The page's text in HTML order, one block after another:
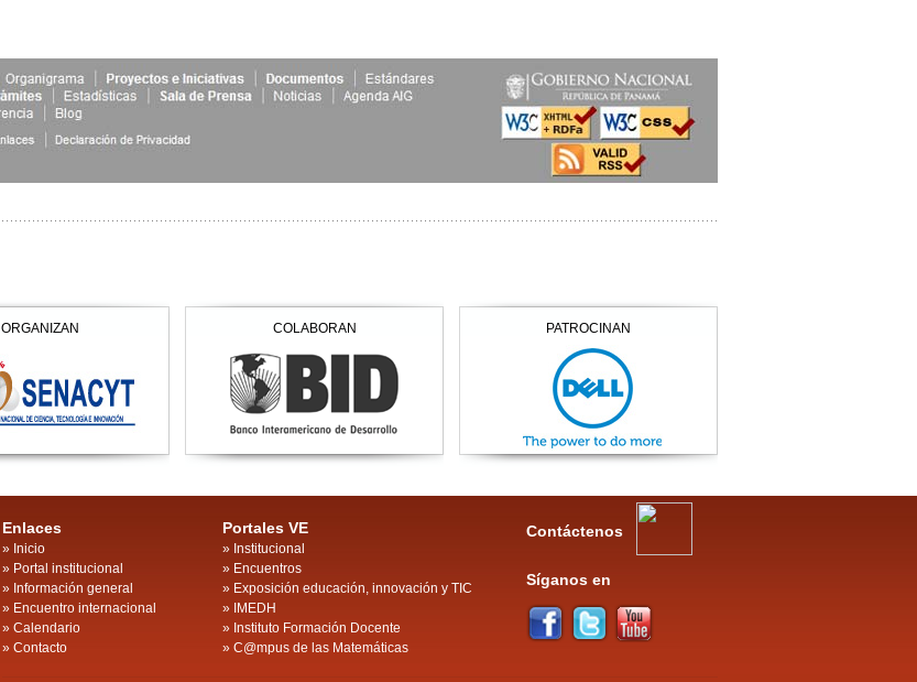
ORGANIZAN COLABORAN PATROCINAN
Enlaces
» Inicio
» Portal institucional
» Información general
» Encuentro internacional
» Calendario
» Contacto
Portales VE
» Institucional
» Encuentros
» Exposición educación, innovación y TIC
» IMEDH
» Instituto Formación Docente
» C@mpus de las Matemáticas
Contáctenos
Síganos en